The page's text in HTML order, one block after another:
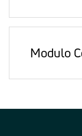
Modulo